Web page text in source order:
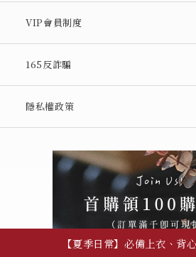
VIP會員制度
165反詐騙
隱私權政策
【輕鬆穿搭】指定上衣、下
【夏季日常】必備上衣、背
【自由混搭】夏季穿搭配